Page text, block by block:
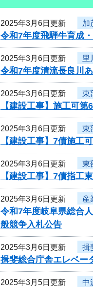
2025年3月6日更新 加
令和7年度飛騨牛育成
2025年3月6日更新 里
令和7年度清流長良川
2025年3月6日更新 東
【建設工事】施工可
2025年3月6日更新 東
【建設工事】7債施工
2025年3月6日更新 東
【建設工事】7債指工
2025年3月6日更新 産
令和7年度岐阜県総合
般競争入札公告
2025年3月6日更新 揖
揖斐総合庁舎エレベー
2025年3月5日更新 中